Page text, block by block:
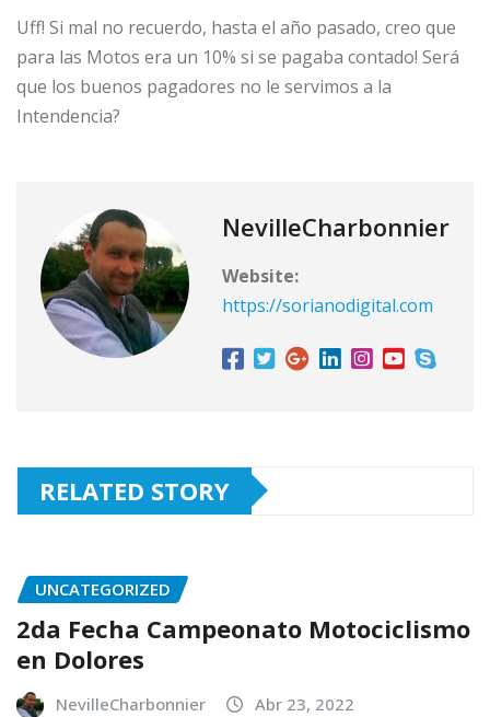
Uff! Si mal no recuerdo, hasta el año pasado, creo que
para las Motos era un 10% si se pagaba contado! Será
que los buenos pagadores no le servimos a la
Intendencia?
NevilleCharbonnier
Website:
https://sorianodigital.com
RELATED STORY
UNCATEGORIZED
2da Fecha Campeonato Motociclismo
en Dolores
NevilleCharbonnier Abr 23, 2022